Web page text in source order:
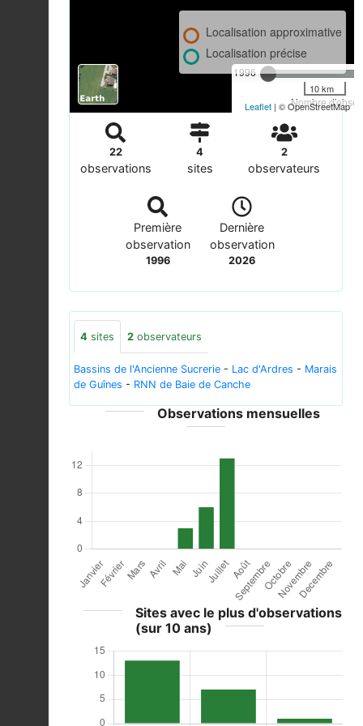
1996
Nombre
Localisation approximative
Localisation précise
10 km
Leaflet | © OpenStreetMap
22
observations
4
sites
2
observateurs
Première
observation
1996
Dernière
observation
2026
4 sites 2 observateurs
Bassins de l'Ancienne Sucrerie - Lac d'Ardres - Marais
de Guînes - RNN de Baie de Canche
Observations mensuelles
Sites avec le plus d'observations
(sur 10 ans)